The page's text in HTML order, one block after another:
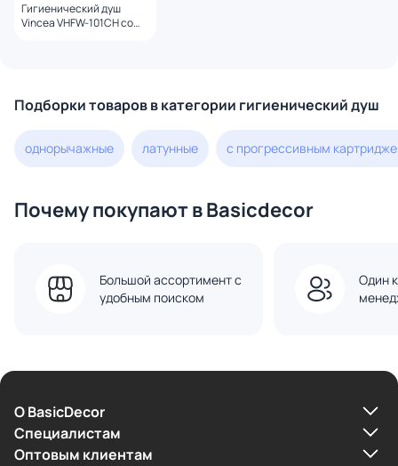
Гигиенический душ
Vincea VHFW-101CH со
Подборки товаров в категории гигиенический душ
однорычажные латунные с прогрессивным
Почему покупают в Basicdecor
Большой ассортимент с
удобным поиском
Один
О BasicDecor
Cпециалистам
Оптовым клиентам